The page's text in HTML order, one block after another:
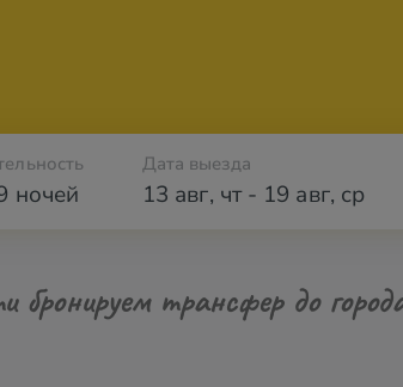
ночей
Дата выезда
13 авг, чт- 19 авг, ср
бронируем трансфер до